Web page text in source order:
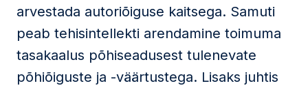
arvestada autoriõiguse kaitsega. Samuti
peab tehisintellekti arendamine toimuma
tasakaalus põhiseadusest tulenevate
põhiõiguste ja -väärtustega. Lisaks juhtis